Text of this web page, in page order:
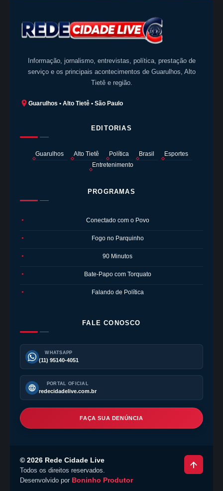
Informação, jornalismo, entrevistas, política, prestação de
serviço e os principais acontecimentos de Guarulhos, Alto
Tietê e região.
Guarulhos • Alto Tietê • São Paulo
EDITORIAS
Guarulhos Alto Tietê Política Brasil
Esportes
Entretenimento
PROGRAMAS
● Conectado com o Povo
● Fogo no Parquinho
● 90 Minutos
● Bate-Papo com Torquato
● Falando de Política
FALE CONOSCO
WHATSAPP
(11) 95140-4051
PORTAL OFICIAL
redecidadelive.com.br
FAÇA SUA DENÚNCIA
© 2026 Rede Cidade Live
Todos os direitos reservados.
Desenvolvido por Boninho Produtor